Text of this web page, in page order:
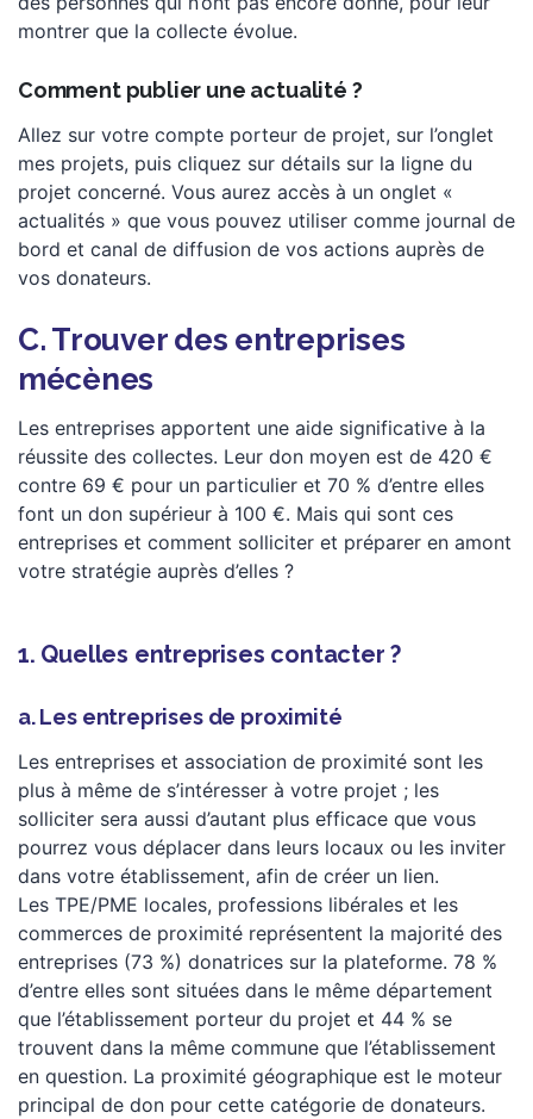
montrer que la collecte évolue.
Comment publier une actualité ?
Allez sur votre compte porteur de projet, sur l’onglet
mes projets, puis cliquez sur détails sur la ligne du
projet concerné. Vous aurez accès à un onglet «
actualités » que vous pouvez utiliser comme journal de
bord et canal de diffusion de vos actions auprès de
vos donateurs.
C. Trouver des entreprises
mécènes
Les entreprises apportent une aide significative à la
réussite des collectes. Leur don moyen est de 420 €
contre 69 € pour un particulier et 70 % d’entre elles
font un don supérieur à 100 €. Mais qui sont ces
entreprises et comment solliciter et préparer en amont
votre stratégie auprès d’elles ?
1. Quelles entreprises contacter ?
a. Les entreprises de proximité
Les entreprises et association de proximité sont les
plus à même de s’intéresser à votre projet ; les
solliciter sera aussi d’autant plus efficace que vous
pourrez vous déplacer dans leurs locaux ou les inviter
dans votre établissement, afin de créer un lien.
Les TPE/PME locales, professions libérales et les
commerces de proximité représentent la majorité des
entreprises (73 %) donatrices sur la plateforme. 78 %
d’entre elles sont situées dans le même département
que l’établissement porteur du projet et 44 % se
trouvent dans la même commune que l’établissement
en question. La proximité géographique est le moteur
principal de don pour cette catégorie de donateurs.